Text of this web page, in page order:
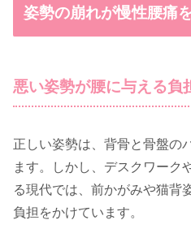
姿勢の崩れが慢性腰痛
悪い姿勢が腰に与える負
正しい姿勢は、背骨と骨盤の
ます。しかし、デスクワーク
る現代では、前かがみや猫背
負担をかけています。